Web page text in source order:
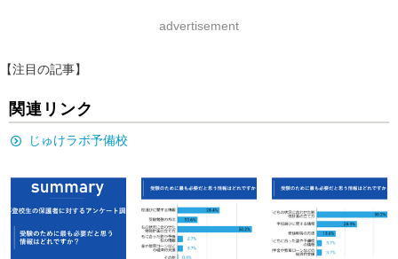
advertisement
【注目の記事】
関連リンク
じゅけラボ予備校